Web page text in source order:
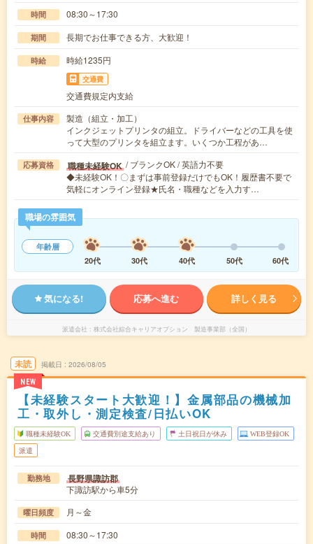
時間 08:30～17:30
期間 長期でお仕事できる方、大歓迎！
時給 時給1235円
交通費
交通費規定内支給
仕事内容
製造（組立・加工）
インクジェットプリンタの組立。ドライバーなどの工具を使
って大型のプリンタを組立ます。いくつか工程があ…
応募資格 職種未経験OK / ブランクOK / 英語力不要
◆未経験OK！〇まずは事前登録だけでもOK！履歴書不要で
気軽にオンライン登録★氏名・職種などを入力す…
職場の雰囲気
年齢層
20代
30代 40代 50代 60代
気になる! 応募へ進む 詳しく見る
派遣会社 株式会社綜合キャリアオプション 製造事業部（全国）
未読
NEW
掲載日 2026/08/05
【未経験スタート大歓迎！】金属部品の機械加
工・取外し・測定検査/日払いOK
職種未経験OK 交通費別途支給あり 土日祝日が休み WEB登録OK
派遣
勤務地 長野県諏訪郡
下諏訪駅から車5分
曜日頻度 月～金
時間 08:30～17:30